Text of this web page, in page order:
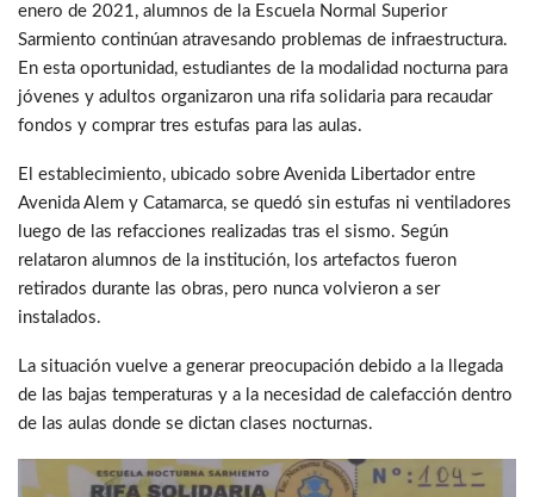
enero de 2021, alumnos de la Escuela Normal Superior
Sarmiento continúan atravesando problemas de infraestructura.
En esta oportunidad, estudiantes de la modalidad nocturna para
jóvenes y adultos organizaron una rifa solidaria para recaudar
fondos y comprar tres estufas para las aulas.
El establecimiento, ubicado sobre Avenida Libertador entre
Avenida Alem y Catamarca, se quedó sin estufas ni ventiladores
luego de las refacciones realizadas tras el sismo. Según
relataron alumnos de la institución, los artefactos fueron
retirados durante las obras, pero nunca volvieron a ser
instalados.
La situación vuelve a generar preocupación debido a la llegada
de las bajas temperaturas y a la necesidad de calefacción dentro
de las aulas donde se dictan clases nocturnas.